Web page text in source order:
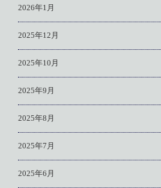
2026年1月
2025年12月
2025年10月
2025年9月
2025年8月
2025年7月
2025年6月